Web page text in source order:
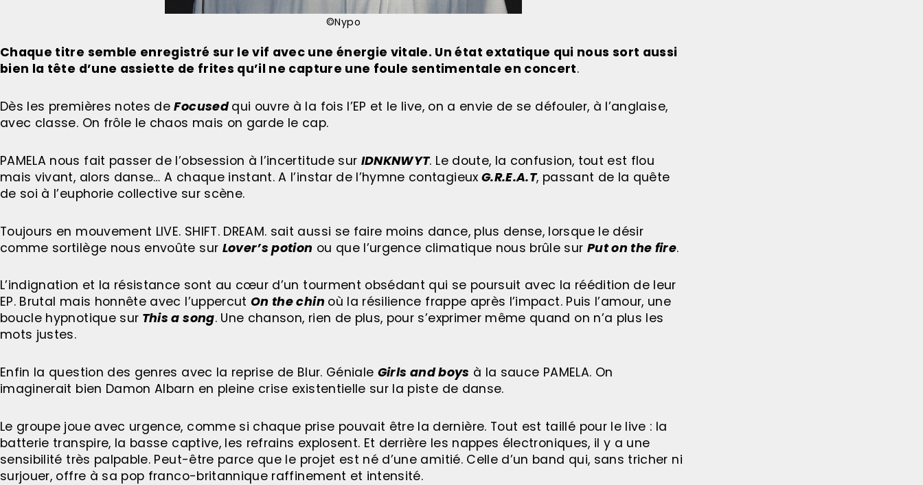
©Nypo
Chaque titre semble enregistré sur le vif avec une énergie vitale. Un état extatique qui nous sort aussi
bien la tête d’une assiette de frites qu’il ne capture une foule sentimentale en concert.
Dès les premières notes deFocusedqui ouvre à la fois l’EP et le live, on a envie de se défouler, à l’anglaise,
avec classe. On frôle le chaos mais on garde le cap.
PAMELA nous fait passer de l’obsession à l’incertitude sur IDNKNWYT. Le doute, la confusion, tout est flou
mais vivant, alors danse… A chaque instant. A l’instar de l’hymne contagieux G.R.E.A.T, passant de la quête
de soi à l’euphorie collective sur scène.
Toujours en mouvement LIVE. SHIFT. DREAM. sait aussi se faire moins dance, plus dense, lorsque le désir
comme sortilège nous envoûte sur Lover’s potion ou que l’urgence climatique nous brûle sur Put on the fire.
L’indignation et la résistance sont au cœur d’un tourment obsédant qui se poursuit avec la réédition de leur
EP. Brutal mais honnête avec l’uppercutOn the chin où la résilience frappe après l’impact. Puis l’amour, une
boucle hypnotique sur This a song. Une chanson, rien de plus, pour s’exprimer même quand on n’a plus les
mots justes.
Enfin la question des genres avec la reprise de Blur. Géniale Girls and boys à la sauce PAMELA. On
imaginerait bien Damon Albarn en pleine crise existentielle sur la piste de danse.
Le groupe joue avec urgence, comme si chaque prise pouvait être la dernière. Tout est taillé pour le live : la
batterie transpire, la basse captive, les refrains explosent. Et derrière les nappes électroniques, il y a une
sensibilité très palpable. Peut-être parce que le projet est né d’une amitié. Celle d’un band qui, sans tricher ni
surjouer, offre à sa pop franco-britannique raffinement et intensité.